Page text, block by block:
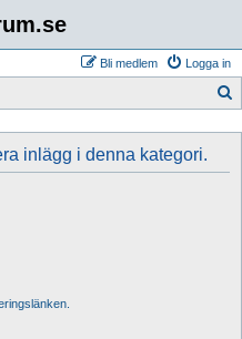
Logga in
Bli medlem
inlägg i denna kategori.